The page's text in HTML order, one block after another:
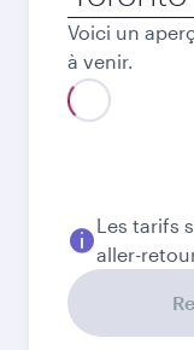
de
départ
Voici un
à venir.
2026